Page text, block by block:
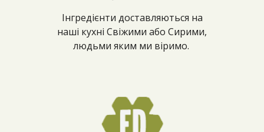
Інгредієнти доставляються на
наші кухні Свіжими або Сирими,
людьми яким ми віримо.